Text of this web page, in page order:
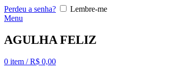
Perdeu a senha?
Lembre-me
Menu
AGULHA FELIZ
0 item / R$ 0,00